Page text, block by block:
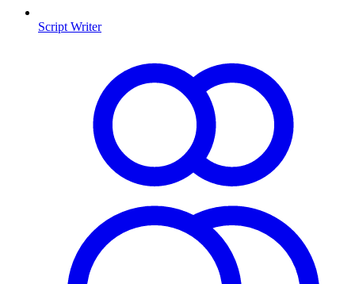
Script Writer